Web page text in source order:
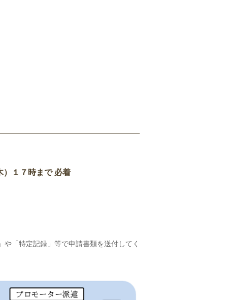
）１７時まで 必着
「特定記録」等で申請書類を送付してく